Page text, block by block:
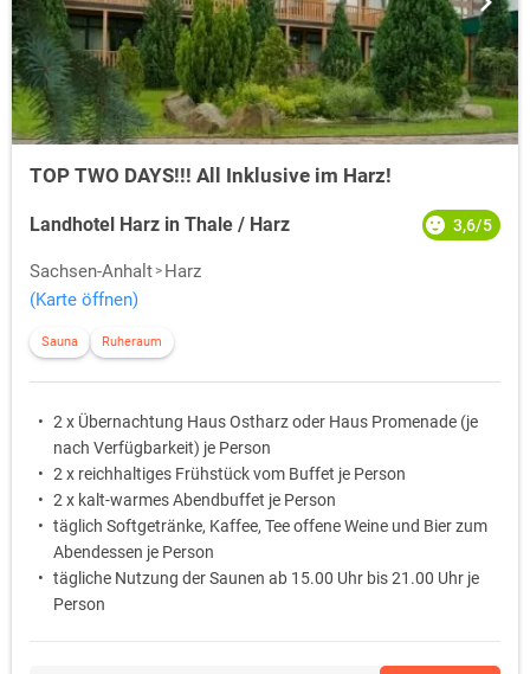
TOP TWO DAYS!!! All Inklusive im Harz!
Landhotel Harz in Thale / Harz 3,6/5
Sachsen-Anhalt
Harz
(Karte öffnen)
Sauna Ruheraum
2 x Übernachtung Haus Ostharz oder Haus Promenade (je
nach Verfügbarkeit) je Person
2 x reichhaltiges Frühstück vom Buffet je Person
2 x kalt-warmes Abendbuffet je Person
täglich Softgetränke, Kaffee, Tee offene Weine und Bier zum
Abendessen je Person
tägliche Nutzung der Saunen ab 15.00 Uhr bis 21.00 Uhr je
Person